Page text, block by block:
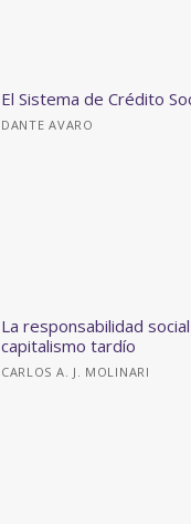
El Sistema de Crédito
DANTE AVARO
La responsabilidad
capitalismo tardío
CARLOS A. J. MOLINARI